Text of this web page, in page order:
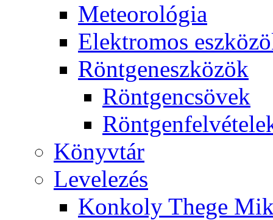
Me­te­o­ro­ló­gia
Elekt­ro­mos
Rönt­gen­esz­kö­zök
Rönt­gen­csö­vek
Könyv­tár
Le­ve­le­zés
Kon­koly The­ge